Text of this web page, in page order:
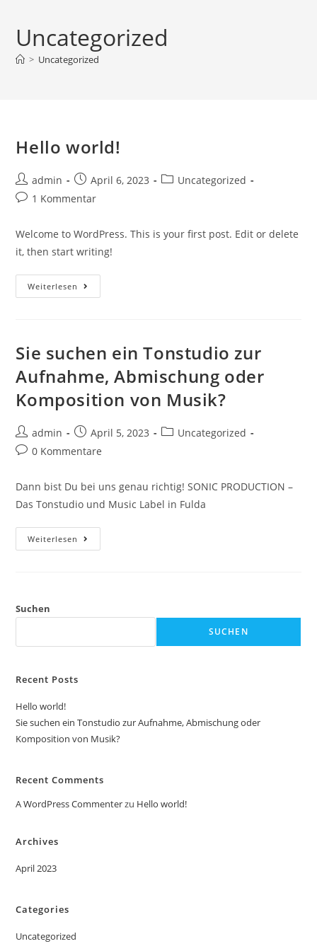
Uncategorized
> Uncategorized
Hello world!
Beitrags-
Autor:
admin
Beitrag
veröffentlicht:
April 6, 2023
Beitrags-
Uncategorized
Beitrags-
1 Kommentar
Welcome to WordPress. This is your first post. Edit or delete
it, then start writing!
Weiterlesen Hello
World!
Sie suchen ein Tonstudio zur
Aufnahme, Abmischung oder
Komposition von Musik?
Beitrags-
Autor:
admin
Beitrag
veröffentlicht:
April 5, 2023
Beitrags-
Uncategorized
Beitrags-
0 Kommentare
Dann bist Du bei uns genau richtig! SONIC PRODUCTION –
Das Tonstudio und Music Label in Fulda
Weiterlesen Sie
Suchen
Komposition
Suchen
SUCHEN
Recent Posts
Hello world!
Sie suchen ein Tonstudio zur Aufnahme, Abmischung oder
Komposition von Musik?
Recent Comments
A WordPress Commenterzu Hello world!
Archives
April 2023
Categories
Uncategorized